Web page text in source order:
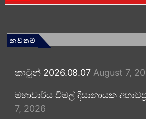
නවතම
කාටූන් 2026.08.07 August 7,
මහාචාර්ය විමල් දිසානායක
7, 2026